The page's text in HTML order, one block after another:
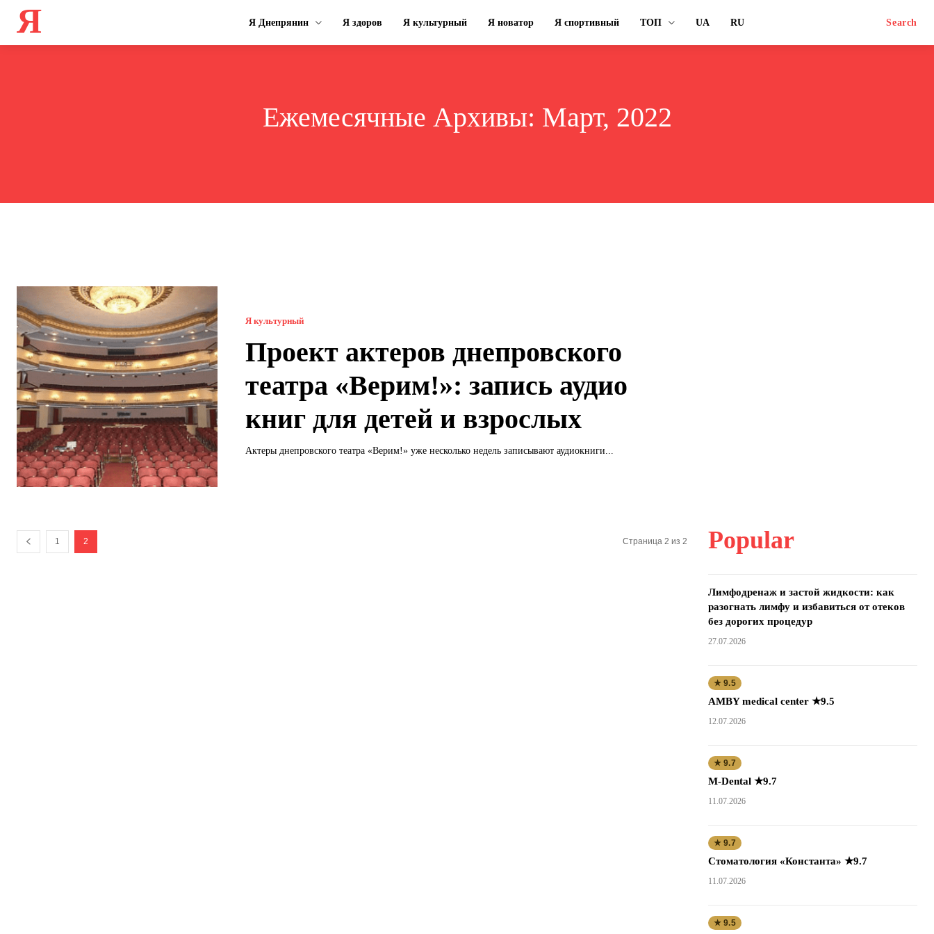
Я Я Днепрянин Я здоров Я культурный Я новатор Я спортивный ТОП UA RU Search
Ежемесячные Архивы: Март, 2022
Я культурный
Проект актеров днепровского
театра «Верим!»: запись аудио
книг для детей и взрослых
Актеры днепровского театра «Верим!» уже несколько недель записывают аудиокниги...
1 2 Страница 2 из 2 Popular
Лимфодренаж и застой жидкости: как
разогнать лимфу и избавиться от отеков
без дорогих процедур
27.07.2026
★ 9.5
AMBY medical center ★9.5
12.07.2026
★ 9.7
M-Dental ★9.7
11.07.2026
★ 9.7
Стоматология «Константа» ★9.7
11.07.2026
★ 9.5